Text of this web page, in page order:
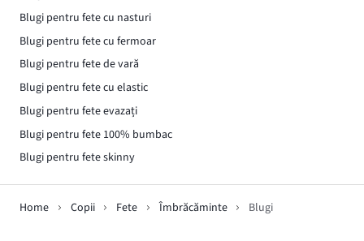
Blugi pentru fete cu nasturi
Blugi pentru fete cu fermoar
Blugi pentru fete de vară
Blugi pentru fete cu elastic
Blugi pentru fete evazați
Blugi pentru fete 100% bumbac
Blugi pentru fete skinny
Home Copii Fete Îmbrăcăminte Blugi